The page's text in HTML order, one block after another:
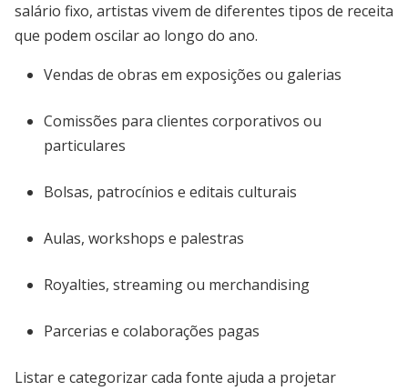
salário fixo, artistas vivem de diferentes tipos de receita
que podem oscilar ao longo do ano.
Vendas de obras em exposições ou galerias
Comissões para clientes corporativos ou
particulares
Bolsas, patrocínios e editais culturais
Aulas, workshops e palestras
Royalties, streaming ou merchandising
Parcerias e colaborações pagas
Listar e categorizar cada fonte ajuda a projetar